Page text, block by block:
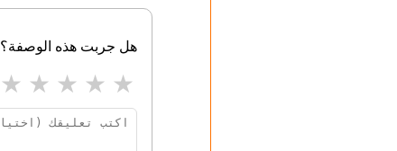
هل جربت هذه الوصفة؟
★ ★ ★ ★ ★